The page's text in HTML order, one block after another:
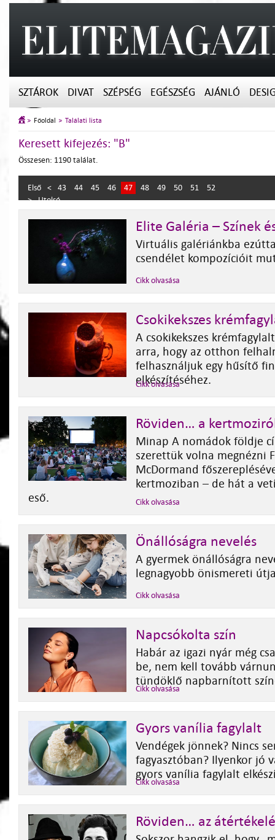
SZTÁROK DIVAT SZÉPSÉG EGÉSZSÉG AJÁNLÓ
Főoldal Találati lista
Keresett kifejezés: "B"
Összesen: 1190 találat.
Első < 43 44 45 46 47 48 49 50 51
52
>
Utolsó
Elite Galéria – Színek
Virtuális galériánkba
csendélet kompozícióit
Cikk olvasása
Csokikekszes
A csokikekszes
arra, hogy az otthon
felhasználjuk egy hűsítő
elkészítéséhez.
Cikk olvasása
Röviden… a
Minap A nomádok földje
szerettük volna megnézni
McDormand
kertmoziban – de hát a
eső.
Cikk olvasása
Önállóságra nevelés
A gyermek önállóságra
legnagyobb önismereti
Cikk olvasása
Napcsókolta szín
Habár az igazi nyár még
be, nem kell tovább
tündöklő napbarnított
Cikk olvasása
Gyors vanília fagylalt
Vendégek jönnek? Nincs
fagyasztóban? Ilyenkor jó
gyors vanília fagylalt
Cikk olvasása
Röviden… az